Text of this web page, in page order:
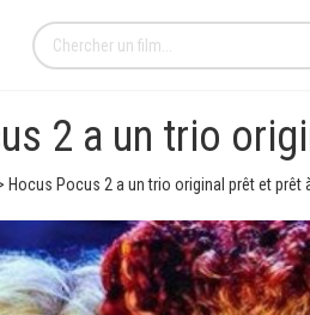
2 a un trio
Hocus Pocus 2 a un trio original prêt et prêt